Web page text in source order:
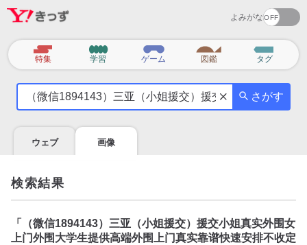
よみがな
カ
テ
特集 学習 ゲーム 図鑑 タグ
気
を
調
べ
よ
う
さがす
ウェブ 画像
検索結果
「
（微信1894143）三亚（小姐援交）援交小姐真实外围女
上门外围大学生提供高端外围上门真实靠谱快速安排不收定